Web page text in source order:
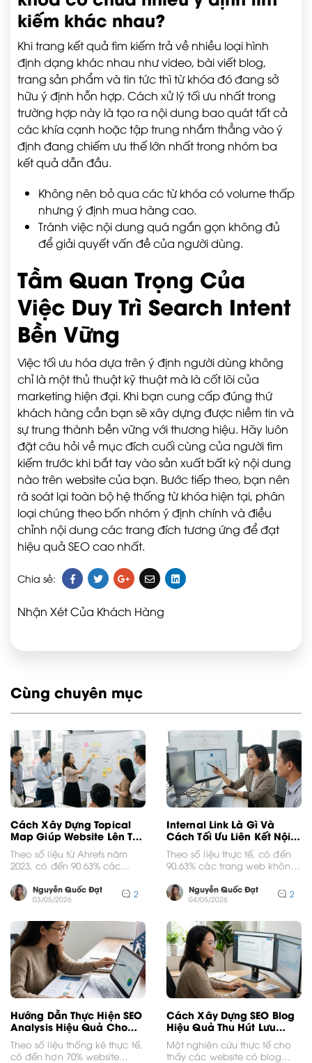
kiếm khác nhau?
Khi trang kết quả tìm kiếm trả về nhiều loại hình
định dạng khác nhau như video, bài viết blog,
trang sản phẩm và tin tức thì từ khóa đó đang sở
hữu ý định hỗn hợp. Cách xử lý tối ưu nhất trong
trường hợp này là tạo ra nội dung bao quát tất cả
các khía cạnh hoặc tập trung nhắm thẳng vào ý
định đang chiếm ưu thế lớn nhất trong nhóm ba
kết quả dẫn đầu.
Không nên bỏ qua các từ khóa có volume thấp
nhưng ý định mua hàng cao.
Tránh việc nội dung quá ngắn gọn không đủ
để giải quyết vấn đề của người dùng.
Tầm Quan Trọng Của
Việc Duy Trì Search Intent
Bền Vững
Việc tối ưu hóa dựa trên ý định người dùng không
chỉ là một thủ thuật kỹ thuật mà là cốt lõi của
marketing hiện đại. Khi bạn cung cấp đúng thứ
khách hàng cần bạn sẽ xây dựng được niềm tin và
sự trung thành bền vững với thương hiệu. Hãy luôn
đặt câu hỏi về mục đích cuối cùng của người tìm
kiếm trước khi bắt tay vào sản xuất bất kỳ nội dung
nào trên website của bạn. Bước tiếp theo, bạn nên
rà soát lại toàn bộ hệ thống từ khóa hiện tại, phân
loại chúng theo bốn nhóm ý định chính và điều
chỉnh nội dung các trang đích tương ứng để đạt
hiệu quả SEO cao nhất.
Chia sẻ:
Nhận Xét Của Khách Hàng
Cùng chuyên mục
Cách Xây Dựng Topical
Map Giúp Website Lên Top
Bền Vững
Theo số liệu từ Ahrefs năm
2023, có đến 90.63% các
bất kỳ...Nguyễn Quốc Đạt
03/05/2026 2
Internal Link Là Gì Và
Cách Tối Ưu Liên Kết Nội
Bộ
Theo số liệu thực tế, có đến
90.63% các trang web không
Nguyễn Quốc Đạt
04/05/2026 2
Hướng Dẫn Thực Hiện SEO
Analysis Hiệu Quả Cho
Website
Theo số liệu thống kê thực tế,
có đến hơn 70% website
Cách Xây Dựng SEO Blog
Hiệu Quả Thu Hút Lưu
Lượng Truy Cập
Một nghiên cứu thực tế cho
thấy các website có blog